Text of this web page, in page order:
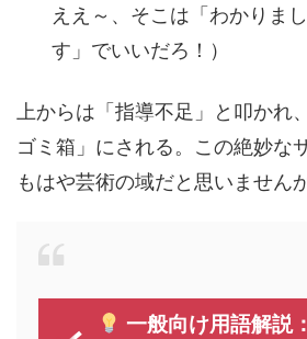
ええ～、そこは「わかりま
す」でいいだろ！）
上からは「指導不足」と叩かれ
ゴミ箱」にされる。この絶妙な
もはや芸術の域だと思いません
一般向け用語解説